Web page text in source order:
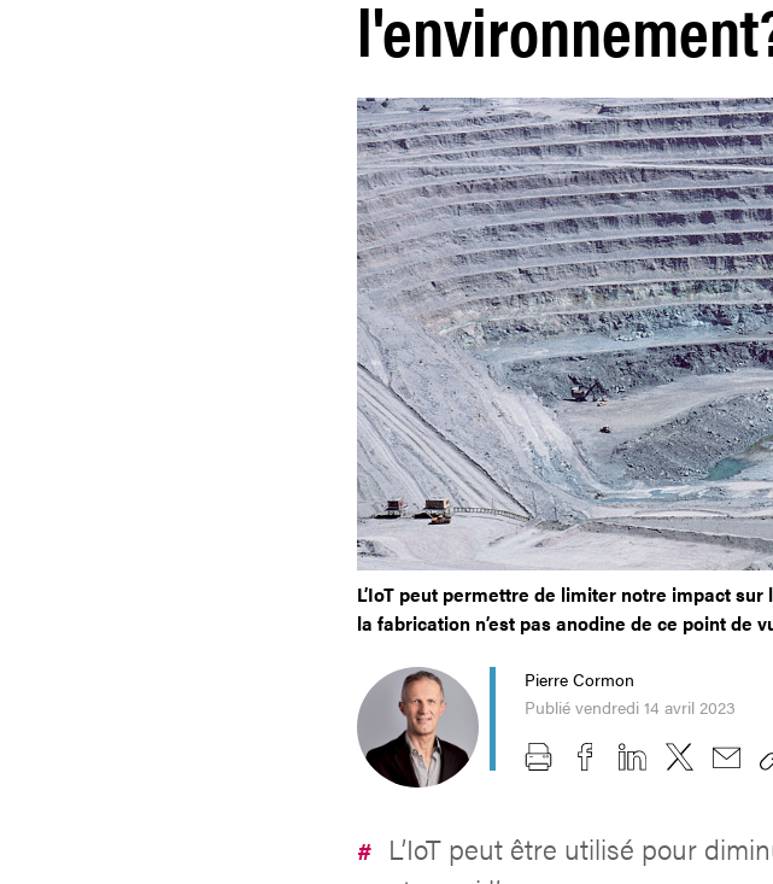
L’IoT peut permettre de limiter notre impact
la fabrication n’est pas anodine de ce point de
Pierre Cormon
Publié vendredi 14 avril 2023
# L’IoT peut être utilisé pour